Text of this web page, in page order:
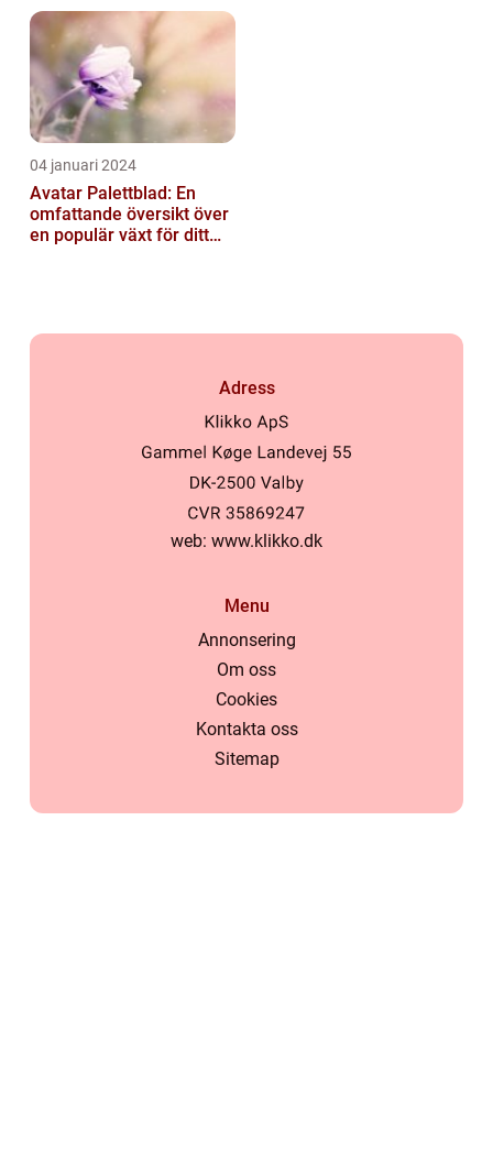
04 januari 2024
Avatar Palettblad: En
omfattande översikt över
en populär växt för ditt
Adress
web: www.klikko.dk
Menu
Annonsering
Om oss
Cookies
Kontakta oss
Sitemap